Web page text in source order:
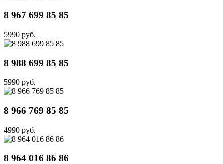
8 967 699 85 85
5990 руб.
8 988 699 85 85
5990 руб.
8 966 769 85 85
4990 руб.
8 964 016 86 86